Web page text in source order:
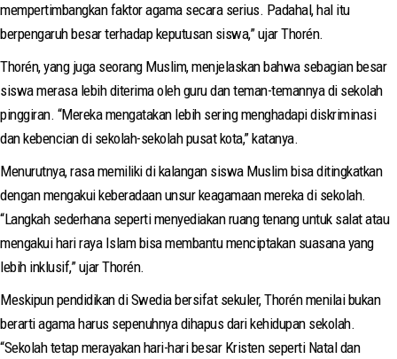
mempertimbangkan faktor agama secara serius. Padahal, hal itu
berpengaruh besar terhadap keputusan siswa,” ujar Thorén.
Thorén, yang juga seorang Muslim, menjelaskan bahwa sebagian besar
siswa merasa lebih diterima oleh guru dan teman-temannya di sekolah
pinggiran. “Mereka mengatakan lebih sering menghadapi diskriminasi
dan kebencian di sekolah-sekolah pusat kota,” katanya.
Menurutnya, rasa memiliki di kalangan siswa Muslim bisa ditingkatkan
dengan mengakui keberadaan unsur keagamaan mereka di sekolah.
“Langkah sederhana seperti menyediakan ruang tenang untuk salat atau
mengakui hari raya Islam bisa membantu menciptakan suasana yang
lebih inklusif,” ujar Thorén.
Meskipun pendidikan di Swedia bersifat sekuler, Thorén menilai bukan
berarti agama harus sepenuhnya dihapus dari kehidupan sekolah.
“Sekolah tetap merayakan hari-hari besar Kristen seperti Natal dan